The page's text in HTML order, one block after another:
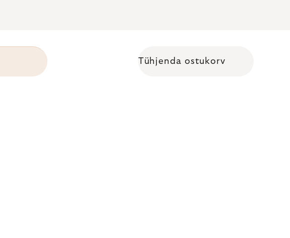
Tühjenda ostukorv